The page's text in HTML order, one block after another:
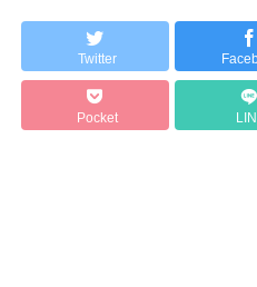
Twitter
Pocket